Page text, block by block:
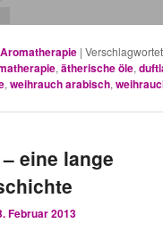
Aromatherapie |
,ätherische öle,
,weihrauch arabisch,
eine lange
Februar 2013